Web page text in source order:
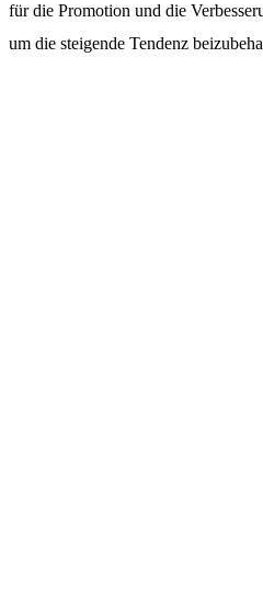
für die Promotion und die
um die steigende Tendenz